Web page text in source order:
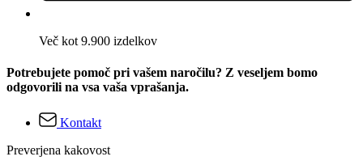
Več kot 9.900 izdelkov
Potrebujete pomoč pri vašem naročilu? Z veseljem bomo
odgovorili na vsa vaša vprašanja.
Kontakt
Preverjena kakovost